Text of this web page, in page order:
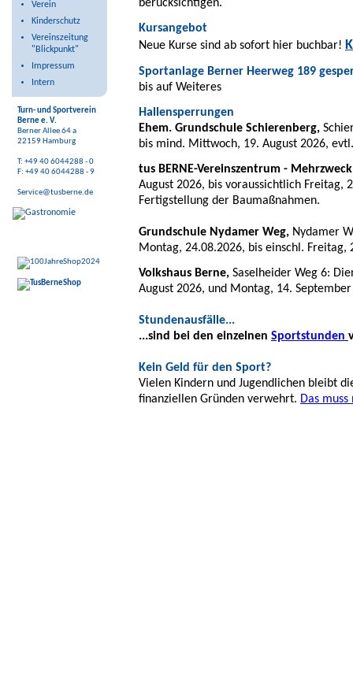
Verein
Kinderschutz
Vereinszeitung
"Blickpunkt"
Impressum
Intern
Turn- und Sportverein
Berne e. V.
Berner Allee 64 a
22159 Hamburg
T: +49 40 6044288 - 0
F: +49 40 6044288 - 9
Service@tusberne.de
berücksichtigen.
Kursangebot
Neue Kurse sind ab sofort hier buchbar!
Sportanlage Berner Heerweg 189
bis auf Weiteres
Hallensperrungen
Ehem. Grundschule Schierenberg,
bis mind. Mittwoch, 19. August 2026,
tus BERNE-Vereinszentrum -
August 2026, bis voraussichtlich Freitag,
Fertigstellung der Baumaßnahmen.
Grundschule Nydamer Weg, Nydamer
Montag, 24.08.2026, bis einschl.
Volkshaus Berne, Saselheider Weg 6:
August 2026, und Montag, 14.
Stundenausfälle...
...sind bei den einzelnen Sportstunden
Kein Geld für den Sport?
Vielen Kindern und Jugendlichen bleibt
finanziellen Gründen verwehrt. Das